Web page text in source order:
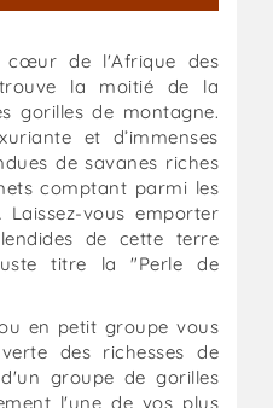
cœur de l'Afrique des
la moitié de la
gorilles de montagne.
et d’immenses
de savanes riches
comptant parmi les
Laissez-vous emporter
de cette terre
titre la "Perle de
en petit groupe vous
des richesses de
d'un groupe de gorilles
l'une de vos plus